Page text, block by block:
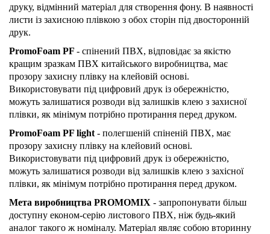
друку, відмінний матеріал для створення фону. В наявності
листи із захисною плівкою з обох сторін під двосторонній
друк.
PromoFoam PF - спінений ПВХ, відповідає за якістю
кращим зразкам ПВХ китайського виробництва, має
прозору захисну плівку на клейовій основі.
Використовувати під цифровий друк із обережністю,
можуть залишатися розводи від залишків клею з захисної
плівки, як мінімум потрібно протирання перед друком.
PromoFoam PF light - полегшеній спіненій ПВХ, має
прозору захисну плівку на клейовий основі.
Використовувати під цифровий друк із обережністю,
можуть залишатися розводи від залишків клею з захісної
плівки, як мінімум потрібно протирання перед друком.
Мета виробництва PROMOMIX - запропонувати більш
доступну економ-серію листового ПВХ, ніж будь-який
аналог такого ж номіналу. Матеріал являє собою вторинну